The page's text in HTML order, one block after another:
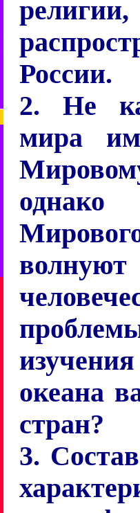
религии,
России.
2. Не
мира
океана
стран?
3.